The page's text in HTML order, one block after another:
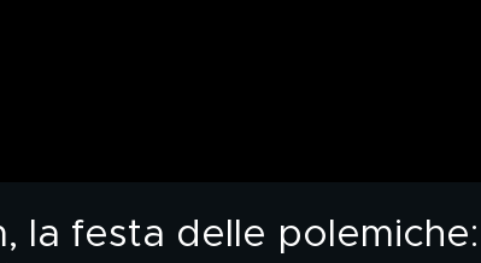
la festa delle